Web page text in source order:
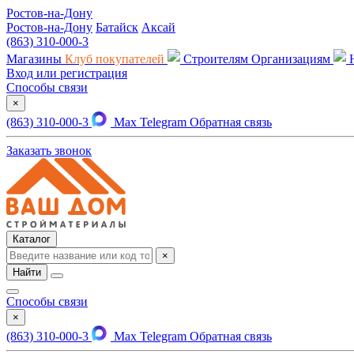
Ростов-на-Дону
Ростов-на-Дону Батайск Аксай
(863) 310-000-3
Магазины Клуб покупателей Строителям Организациям
Вход или регистрация
Способы связи
×
(863) 310-000-3 Max Telegram Обратная связь
Заказать звонок
Каталог
×
Найти
Способы связи
×
(863) 310-000-3 Max Telegram Обратная связь